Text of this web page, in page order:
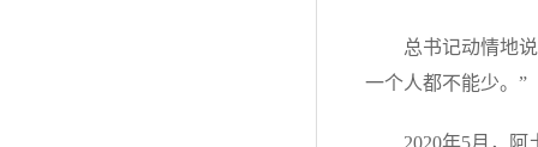
总书记动情地
一个人都不能少。”